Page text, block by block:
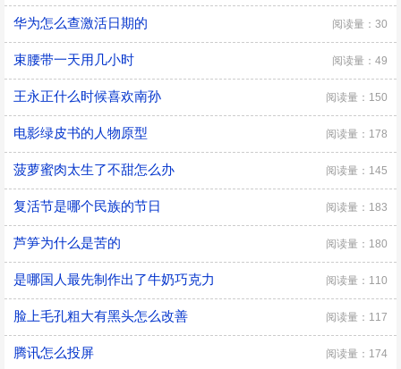
华为怎么查激活日期的 阅读量：30
束腰带一天用几小时 阅读量：49
王永正什么时候喜欢南孙 阅读量：150
电影绿皮书的人物原型 阅读量：178
菠萝蜜肉太生了不甜怎么办 阅读量：145
复活节是哪个民族的节日 阅读量：183
芦笋为什么是苦的 阅读量：180
是哪国人最先制作出了牛奶巧克力 阅读量：110
脸上毛孔粗大有黑头怎么改善 阅读量：117
腾讯怎么投屏 阅读量：174